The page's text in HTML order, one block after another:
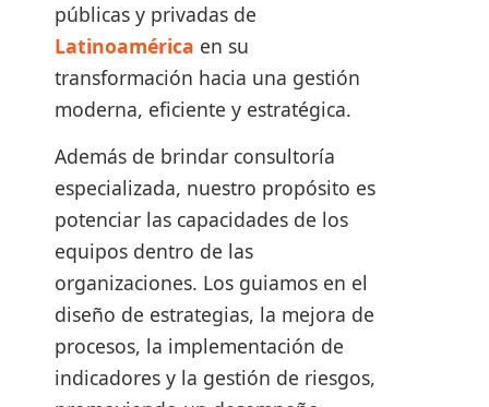
públicas y privadas de
Latinoamérica en su
transformación hacia una gestión
moderna, eficiente y estratégica.
Además de brindar consultoría
especializada, nuestro propósito es
potenciar las capacidades de los
equipos dentro de las
organizaciones. Los guiamos en el
diseño de estrategias, la mejora de
procesos, la implementación de
indicadores y la gestión de riesgos,